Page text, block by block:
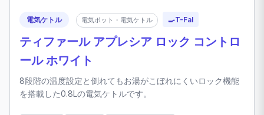
電気ケトル 電気ポット・電気ケトル 🍳T-Fal
ティファール アプレシア ロック コントロ
ール ホワイト
8段階の温度設定と倒れてもお湯がこぼれにくいロック機能
を搭載した0.8Lの電気ケトルです。